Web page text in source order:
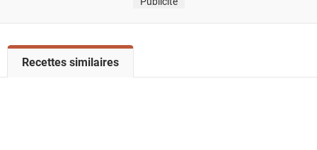
o
Recettes similaires